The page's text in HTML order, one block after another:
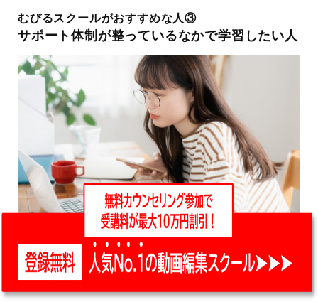
むびるスクールがおすすめな人③
サポート体制が整っているなかで学習したい人
「むびるスクール」では、 現役プロの専属講師とメンター
がご自身の学習をマンツーマンでサポート